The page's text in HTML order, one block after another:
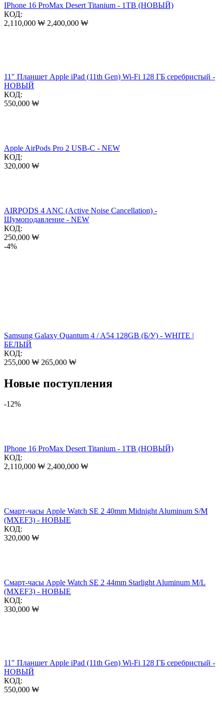
IPhone 16 ProMax Desert Titanium - 1TB (НОВЫЙ)
КОД:
2,110,000 ₩ 2,400,000 ₩
11" Планшет Apple iPad (11th Gen) Wi-Fi 128 ГБ серебристый -
НОВЫЙ
КОД:
550,000 ₩
Apple AirPods Pro 2 USB-C - NEW
КОД:
320,000 ₩
AIRPODS 4 ANC (Active Noise Cancellation) -
Шумоподавление - NEW
КОД:
250,000 ₩
-4%
Samsung Galaxy Quantum 4 / A54 128GB (Б/У) - WHITE |
БЕЛЫЙ
КОД:
255,000 ₩ 265,000 ₩
Новые поступления
-12%
IPhone 16 ProMax Desert Titanium - 1TB (НОВЫЙ)
КОД:
2,110,000 ₩ 2,400,000 ₩
Смарт-часы Apple Watch SE 2 40mm Midnight Aluminum S/M
(MXEF3) - НОВЫЕ
КОД:
320,000 ₩
Смарт-часы Apple Watch SE 2 44mm Starlight Aluminum M/L
(MXEF3) - НОВЫЕ
КОД:
330,000 ₩
11" Планшет Apple iPad (11th Gen) Wi-Fi 128 ГБ серебристый -
НОВЫЙ
КОД:
550,000 ₩